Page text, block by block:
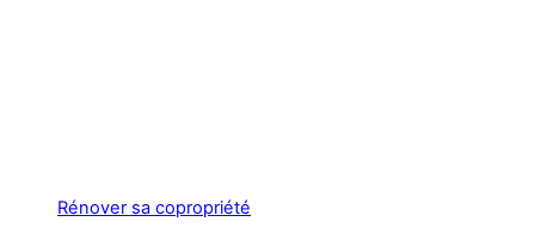
Rénover sa copropriété